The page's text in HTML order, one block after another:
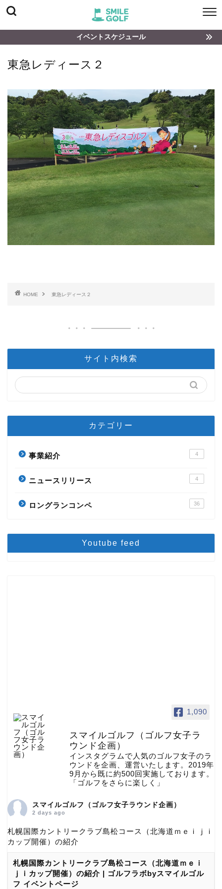
イベントスケジュール
東急レディース２
HOME 東急レディース２
サイト内検索
カテゴリー
事業紹介 4
ニュースリリース 4
ロングランコンペ 36
Youtube feed
1,090
スマイルゴルフ（ゴルフ女子ラ
ウンド企画）
インスタグラムで人気のゴルフ女子のラ
ウンドを企画、運営いたします。2019年
9月から既に約500回実施しております。
「ゴルフをさらに楽しく」
スマイルゴルフ（ゴルフ女子ラウンド企画）
2 days ago
札幌国際カントリークラブ島松コース（北海道ｍｅｉｊｉ
カップ開催）の紹介
札幌国際カントリークラブ島松コース（北海道ｍｅｉ
ｊｉカップ開催）の紹介 | ゴルフラボbyスマイルゴル
フ イベントページ